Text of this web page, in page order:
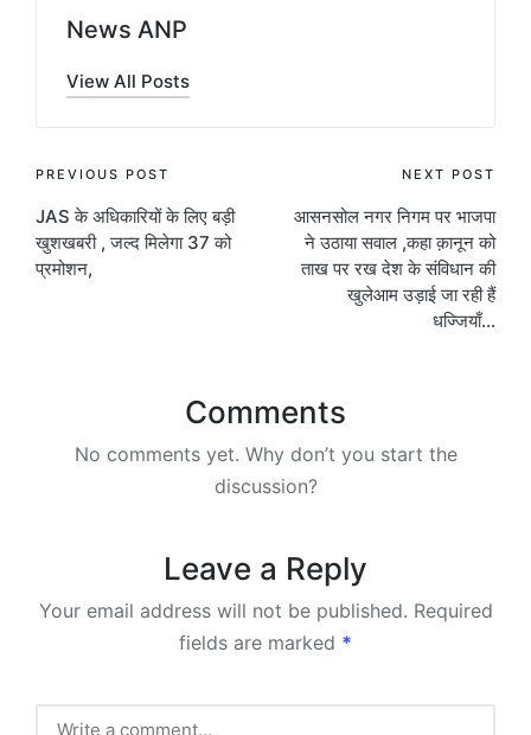
News ANP
View All Posts
Post
navigation
PREVIOUS POST
JAS के अधिकारियों के लिए बड़ी
खुशखबरी , जल्द मिलेगा 37 को
प्रमोशन,
NEXT POST
आसनसोल नगर निगम पर भाजपा
ने उठाया सवाल ,कहा क़ानून को
ताख पर रख देश के संविधान की
खुलेआम उड़ाई जा रही हैं
धज्जियाँ…
Comments
No comments yet. Why don’t you start the
discussion?
Leave a Reply
Your email address will not be published. Required
fields are marked *